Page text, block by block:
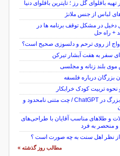
باقلوای گل رز ؛ تاپترین باقلوای دنیا
لباس از جنس ملانژ
دخیل در مشکل توقف برنامه ها در
+ راه حل
از روی ترحم و دلسوزی صحیح است؟
سفر به هفت آبشار تیرکن
موی بلند زنانه و مجلسی
بزرگان درباره فلسفه
نحوه تربیت کودک خرابکار
تغییر بزرگ در ChatGPT / چت متنی نامحدود و
و طلاهای مناسب آقایان با طراحی‌های
منحصر به فرد
از نظر اهل سنت به چه صورت است ؟
مطالب روز گذشته »